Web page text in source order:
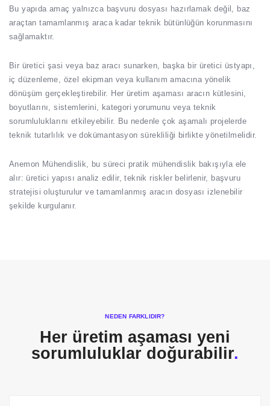
Bu yapıda amaç yalnızca başvuru dosyası hazırlamak değil, baz
araçtan tamamlanmış araca kadar teknik bütünlüğün korunmasını
sağlamaktır.
Bir üretici şasi veya baz aracı sunarken, başka bir üretici üstyapı,
iç düzenleme, özel ekipman veya kullanım amacına yönelik
dönüşüm gerçekleştirebilir. Her üretim aşaması aracın kütlesini,
boyutlarını, sistemlerini, kategori yorumunu veya teknik
sorumluluklarını etkileyebilir. Bu nedenle çok aşamalı projelerde
teknik tutarlılık ve dokümantasyon sürekliliği birlikte yönetilmelidir.
Anemon Mühendislik, bu süreci pratik mühendislik bakışıyla ele
alır: üretici yapısı analiz edilir, teknik riskler belirlenir, başvuru
stratejisi oluşturulur ve tamamlanmış aracın dosyası izlenebilir
şekilde kurgulanır.
NEDEN FARKLIDIR?
Her üretim aşaması yeni
sorumluluklar doğurabilir.